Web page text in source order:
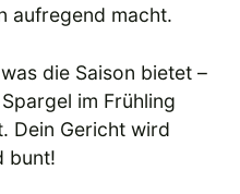
aufregend macht.
die Saison bietet –
im Frühling
Dein Gericht wird
bunt!